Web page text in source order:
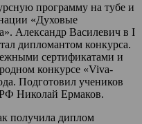
программу на тубе и
«Духовые
Александр Василевич в I
дипломантом конкурса.
сертификатами и
конкурсе «Viva-
Подготовил учеников
Николай Ермаков.
получила диплом